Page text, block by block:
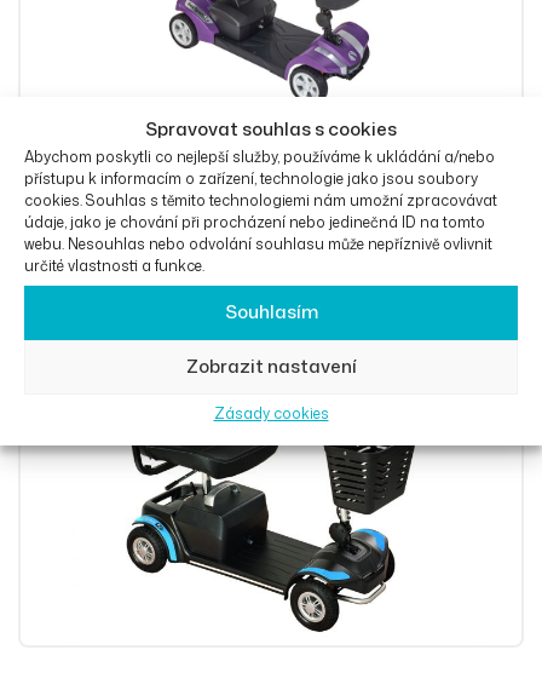
Spravovat souhlas s cookies
Abychom poskytli co nejlepší služby, používáme k ukládání a/nebo
přístupu k informacím o zařízení, technologie jako jsou soubory
cookies. Souhlas s těmito technologiemi nám umožní zpracovávat
údaje, jako je chování při procházení nebo jedinečná ID na tomto
webu. Nesouhlas nebo odvolání souhlasu může nepříznivě ovlivnit
určité vlastnosti a funkce.
Souhlasím
Zobrazit nastavení
Zásady cookies
Invalidní skútr Rascal Veo Sport Life
OD39 700Kč